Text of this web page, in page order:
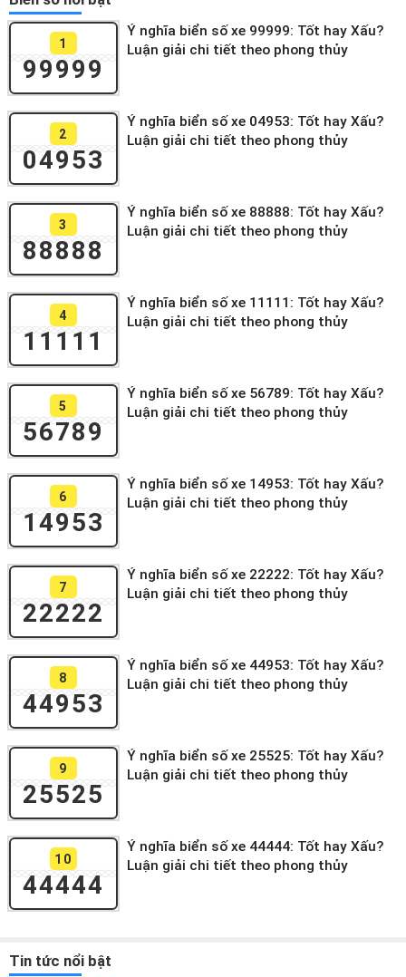
1
99999
Ý nghĩa biển số xe 99999: Tốt hay Xấu?
Luận giải chi tiết theo phong thủy
2
04953
Ý nghĩa biển số xe 04953: Tốt hay Xấu?
Luận giải chi tiết theo phong thủy
3
88888
Ý nghĩa biển số xe 88888: Tốt hay Xấu?
Luận giải chi tiết theo phong thủy
4
11111
Ý nghĩa biển số xe 11111: Tốt hay Xấu?
Luận giải chi tiết theo phong thủy
5
56789
Ý nghĩa biển số xe 56789: Tốt hay Xấu?
Luận giải chi tiết theo phong thủy
6
14953
Ý nghĩa biển số xe 14953: Tốt hay Xấu?
Luận giải chi tiết theo phong thủy
7
22222
Ý nghĩa biển số xe 22222: Tốt hay Xấu?
Luận giải chi tiết theo phong thủy
8
44953
Ý nghĩa biển số xe 44953: Tốt hay Xấu?
Luận giải chi tiết theo phong thủy
9
25525
Ý nghĩa biển số xe 25525: Tốt hay Xấu?
Luận giải chi tiết theo phong thủy
10
44444
Ý nghĩa biển số xe 44444: Tốt hay Xấu?
Luận giải chi tiết theo phong thủy
Tin tức nổi bật